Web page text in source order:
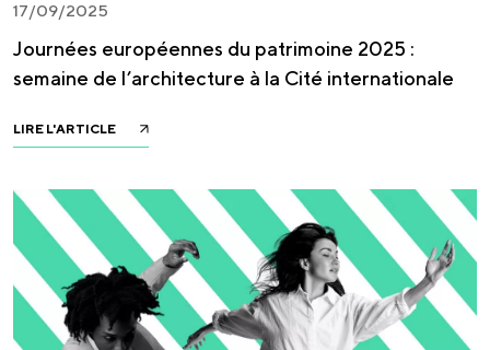
17/09/2025
Journées européennes du patrimoine 2025 :
semaine de l’architecture à la Cité internationale
LIRE L'ARTICLE